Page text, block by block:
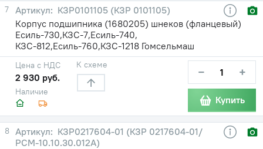
7
КЗР0101105 (КЗР 0101105)
Корпус подшипника (1680205) шнеков (фланцевый)
Есиль-730,КЗС-7,Есиль-740,
КЗС-812,Есиль-760,КЗС-1218 Гомсельмаш
Наличие
Цена с НДС
2 930 руб.
К схеме − +
Купить
8
КЗР0217604-01 (КЗР 0217604-01/
РСМ-10.10.30.012А)